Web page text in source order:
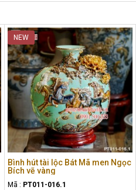
Bình hút tài lộc Bát Mã men Ngọc
Bích vẽ vàng
Mã : PT011-016.1
NEW